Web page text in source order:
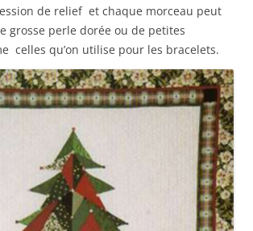
de relief et chaque morceau peut
grosse perle dorée ou de petites
celles qu’on utilise pour les bracelets.